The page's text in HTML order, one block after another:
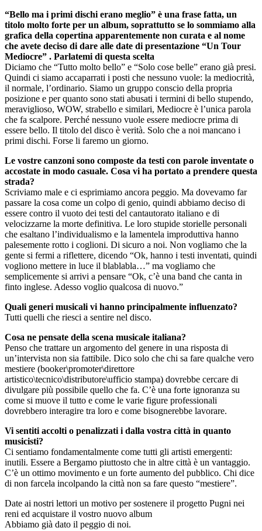
“Bello ma i primi dischi erano meglio” è una frase fatta, un
titolo molto forte per un album, soprattutto se lo sommiamo alla
grafica della copertina apparentemente non curata e al nome
che avete deciso di dare alle date di presentazione “Un Tour
Mediocre” . Parlatemi di questa scelta
Diciamo che “Tutto molto bello” e “Solo cose belle” erano già presi.
Quindi ci siamo accaparrati i posti che nessuno vuole: la mediocrità,
il normale, l’ordinario. Siamo un gruppo conscio della propria
posizione e per quanto sono stati abusati i termini di bello stupendo,
meraviglioso, WOW, strabello e similari, Mediocre è l’unica parola
che fa scalpore. Perché nessuno vuole essere mediocre prima di
essere bello. Il titolo del disco è verità. Solo che a noi mancano i
primi dischi. Forse li faremo un giorno.
Le vostre canzoni sono composte da testi con parole inventate o
accostate in modo casuale. Cosa vi ha portato a prendere questa
strada?
Scriviamo male e ci esprimiamo ancora peggio. Ma dovevamo far
passare la cosa come un colpo di genio, quindi abbiamo deciso di
essere contro il vuoto dei testi del cantautorato italiano e di
velocizzarne la morte definitiva. Le loro stupide storielle personali
che esaltano l’individualismo e la lamentela improduttiva hanno
palesemente rotto i coglioni. Di sicuro a noi. Non vogliamo che la
gente si fermi a riflettere, dicendo “Ok, hanno i testi inventati, quindi
vogliono mettere in luce il blablabla…” ma vogliamo che
semplicemente si arrivi a pensare “Ok, c’è una band che canta in
finto inglese. Adesso voglio qualcosa di nuovo.”
Quali generi musicali vi hanno principalmente influenzato?
Tutti quelli che riesci a sentire nel disco.
Cosa ne pensate della scena musicale italiana?
Penso che trattare un argomento del genere in una risposta di
un’intervista non sia fattibile. Dico solo che chi sa fare qualche vero
mestiere (booker\promoter\direttore
artistico\tecnico\distributore\ufficio stampa) dovrebbe cercare di
divulgare più possibile quello che fa. C’è una forte ignoranza su
come si muove il tutto e come le varie figure professionali
dovrebbero interagire tra loro e come bisognerebbe lavorare.
Vi sentiti accolti o penalizzati i dalla vostra città in quanto
musicisti?
Ci sentiamo fondamentalmente come tutti gli artisti emergenti:
inutili. Essere a Bergamo piuttosto che in altre città è un vantaggio.
C’è un ottimo movimento e un forte aumento del pubblico. Chi dice
di non farcela incolpando la città non sa fare questo “mestiere”.
Date ai nostri lettori un motivo per sostenere il progetto Pugni nei
reni ed acquistare il vostro nuovo album
Abbiamo già dato il peggio di noi.